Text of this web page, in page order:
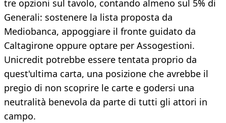
tre opzioni sul tavolo, contando almeno sul 5% di
Generali: sostenere la lista proposta da
Mediobanca, appoggiare il fronte guidato da
Caltagirone oppure optare per Assogestioni.
Unicredit potrebbe essere tentata proprio da
quest'ultima carta, una posizione che avrebbe il
pregio di non scoprire le carte e godersi una
neutralità benevola da parte di tutti gli attori in
campo.